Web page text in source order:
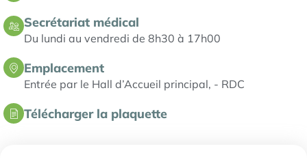
Secrétariat médical
Du lundi au vendredi de 8h30 à 17h00
Emplacement
Entrée par le Hall d’Accueil principal, - RDC
Télécharger la plaquette